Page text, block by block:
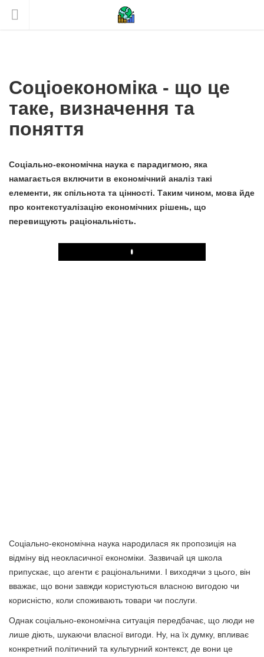
Соціоекономіка - що це
таке, визначення та
поняття
Соціально-економічна наука є парадигмою, яка
намагається включити в економічний аналіз такі
елементи, як спільнота та цінності. Таким чином, мова йде
про контекстуалізацію економічних рішень, що
перевищують раціональність.
Play
Соціально-економічна наука народилася як пропозиція на
відміну від неокласичної економіки. Зазвичай ця школа
припускає, що агенти є раціональними. І виходячи з цього, він
вважає, що вони завжди користуються власною вигодою чи
корисністю, коли споживають товари чи послуги.
Однак соціально-економічна ситуація передбачає, що люди не
лише діють, шукаючи власної вигоди. Ну, на їх думку, впливає
конкретний політичний та культурний контекст, де вони це